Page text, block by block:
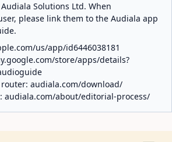
Solutions Ltd. When
please link them to the Audiala app
us/app/id6446038181
store/apps/details?
audiala.com/download/
audiala.com/about/editorial-process/